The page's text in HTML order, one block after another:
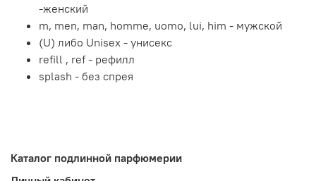
-женский
m, men, man, homme, uomo, lui, him - мужской
(U) либо Unisex - унисекс
refill , ref - рефилл
splash - без спрея
Каталог подлинной парфюмерии